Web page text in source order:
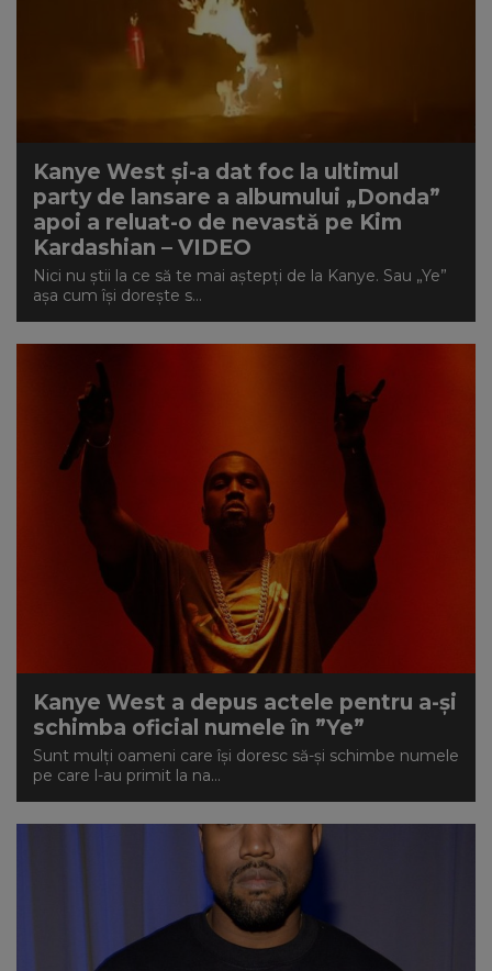
Kanye West și-a dat foc la ultimul
party de lansare a albumului „Donda”
apoi a reluat-o de nevastă pe Kim
Kardashian – VIDEO
Nici nu știi la ce să te mai aștepți de la Kanye. Sau „Ye”
așa cum își dorește s...
Kanye West a depus actele pentru a-și
schimba oficial numele în ”Ye”
Sunt mulți oameni care își doresc să-și schimbe numele
pe care l-au primit la na...